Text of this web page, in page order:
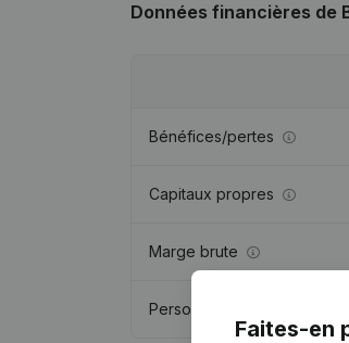
Données financières de
Bénéfices/pertes
Capitaux propres
Marge brute
Personnel
Faites-en